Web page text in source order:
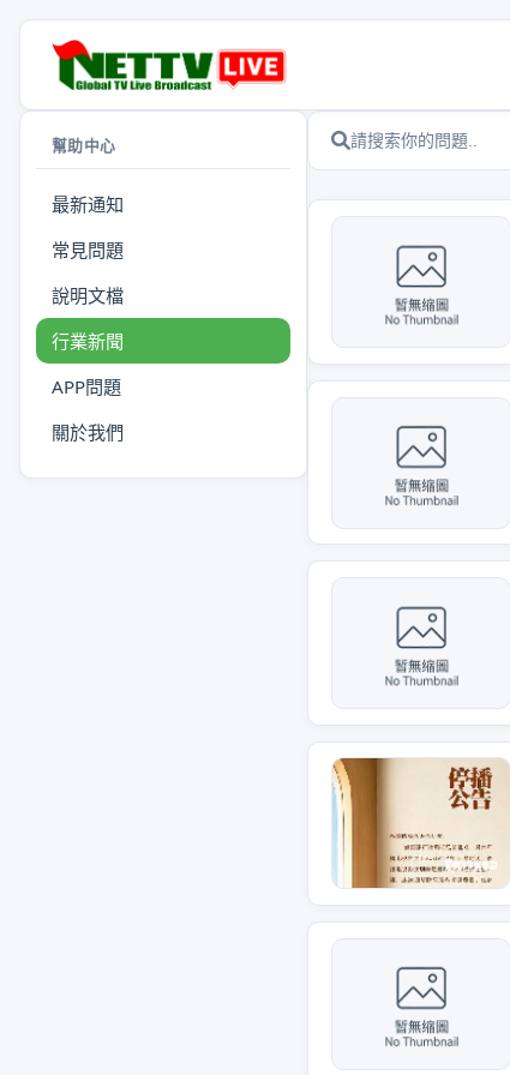
幫助中心
最新通知
常見問題
說明文檔
行業新聞
APP問題
關於我們